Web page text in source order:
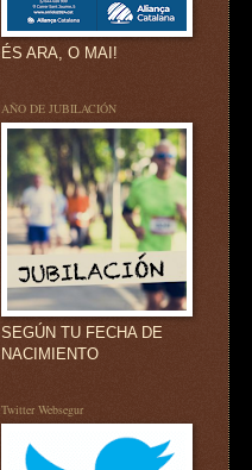
ÉS ARA, O MAI!
AÑO DE JUBILACIÓN
SEGÚN TU FECHA DE
NACIMIENTO
Twitter Websegur